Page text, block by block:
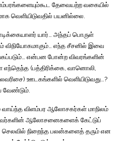
தேவையற்ற வகையில்
வெளியிடுவதில் பயனில்லை
யார் அந்தப் பொருள்
விநியோகமாகும் எந்த சீசனில் இவை
என்பன போன்ற விவரங்களின்
எந்தெந்த (பத்திரிக்கை வானொலி
) ஊடகங்களில் வெளியிடுவது …?
வேண்டும்
வாய்ந்த விளம்பர ஆலோசகர்கள் மாநிலம்
ஆலோசனைகளைக் கேட்டுப்
செலவில் நிறைந்த பலன்களைத் தரும் என